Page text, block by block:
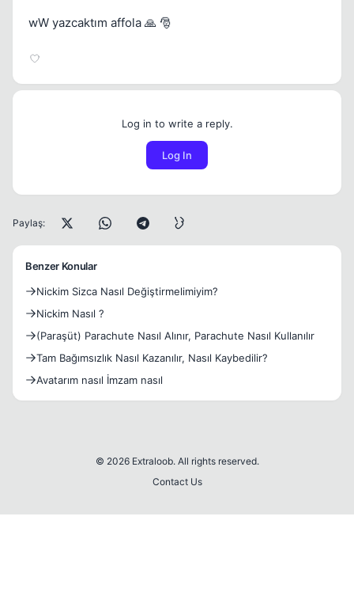
wW yazcaktım affola 🙏 🎅
Log in to write a reply.
Log In
Paylaş:
Benzer Konular
Nickim Sizca Nasıl Değiştirmelimiyim?
Nickim Nasıl ?
(Paraşüt) Parachute Nasıl Alınır, Parachute Nasıl Kullanılır
Tam Bağımsızlık Nasıl Kazanılır, Nasıl Kaybedilir?
Avatarım nasıl İmzam nasıl
© 2026 Extraloob. All rights reserved.
Contact Us